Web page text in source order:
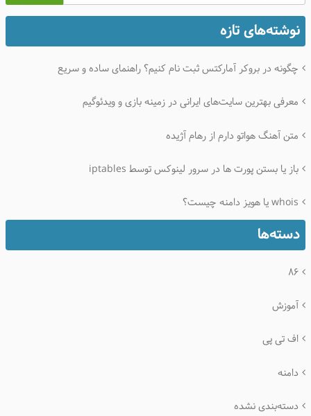
نوشته‌های تازه
چگونه در بروکر آمارکتس ثبت نام کنیم؟ راهنمای ساده و سریع
معرفی بهترین سایت‌های ایرانی در زمینه بازی و ویدئوگیم
متن آهنگ هواتو دارم از رهام آژیده
باز یا بستن پورت ها در سرور لینوکس توسط iptables
whois یا هویز دامنه چیست؟
دسته‌ها
۸۶
آموزش
اف تی پی
دامنه
دسته‌بندی نشده